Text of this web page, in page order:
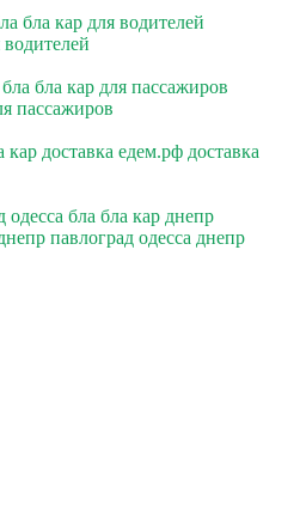
бла кар для водителей
бла кар для пассажиров
пассажиров
кар доставка едем.рф доставка
одесса бла бла кар днепр
павлоград одесса днепр